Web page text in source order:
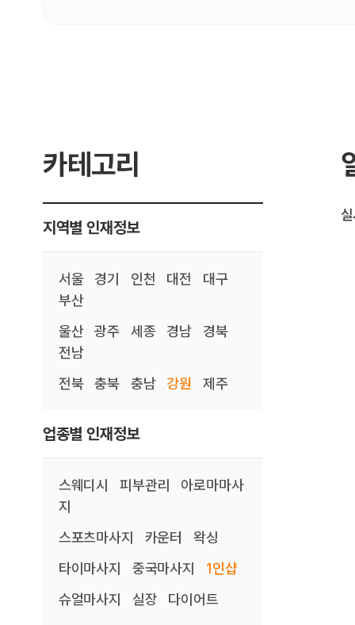
카테고리
지역별 인재정보
서울 경기 인천 대전
대구
부산
울산
광주 세종 경남
경북
전남
전북
충북 충남 강원 제주
업종별 인재정보
스웨디시 피부관리
아로마마사
지
스포츠마사지
카운터
왁싱
타이마사지
중국마사지
1인샵
슈얼마사지
실장 다이어트